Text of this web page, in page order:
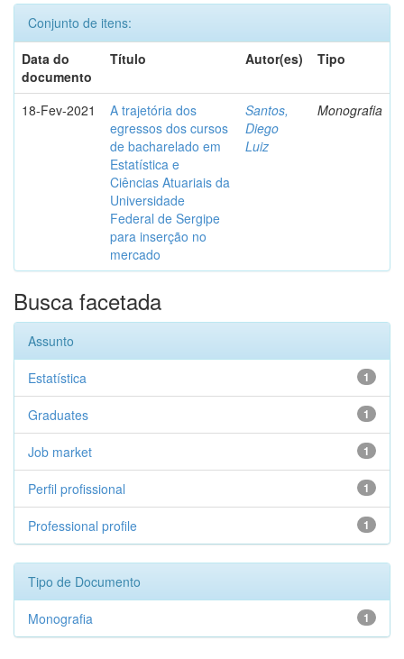
Conjunto de itens:
Data do
documento
Título Autor(es) Tipo
18-Fev-2021
A trajetória dos
egressos dos cursos
de bacharelado em
Estatística e
Ciências Atuariais da
Universidade
Federal de Sergipe
para inserção no
mercado
Santos,
Diego
Luiz
Monografia
Busca facetada
Assunto
1
Estatística
1
Graduates
1
Job market
1
Perfil profissional
1
Professional profile
Tipo de Documento
1
Monografia